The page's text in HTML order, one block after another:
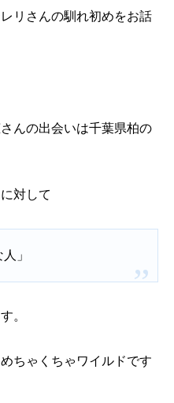
リさんの馴れ初めをお話
んの出会いは千葉県柏の
対して
」
。
ちゃくちゃワイルドです